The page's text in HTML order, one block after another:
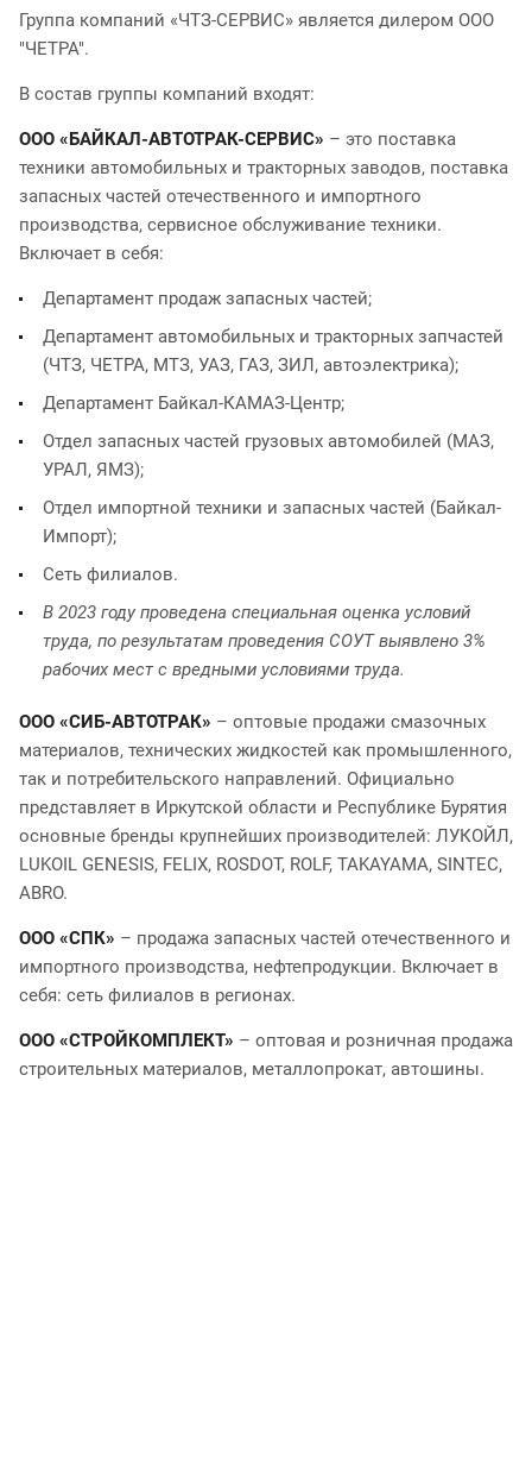
Группа компаний «ЧТЗ-СЕРВИС» является дилером ООО
"ЧЕТРА".
В состав группы компаний входят:
ООО «БАЙКАЛ-АВТОТРАК-СЕРВИС» – это поставка
техники автомобильных и тракторных заводов, поставка
запасных частей отечественного и импортного
производства, сервисное обслуживание техники.
Включает в себя:
Департамент продаж запасных частей;
Департамент автомобильных и тракторных запчастей
(ЧТЗ, ЧЕТРА, МТЗ, УАЗ, ГАЗ, ЗИЛ, автоэлектрика);
Департамент Байкал-КАМАЗ-Центр;
Отдел запасных частей грузовых автомобилей (МАЗ,
УРАЛ, ЯМЗ);
Отдел импортной техники и запасных частей (Байкал-
Импорт);
Сеть филиалов.
В 2023 году проведена специальная оценка условий
труда, по результатам проведения СОУТ выявлено 3%
рабочих мест с вредными условиями труда.
ООО «СИБ-АВТОТРАК» – оптовые продажи смазочных
материалов, технических жидкостей как промышленного,
так и потребительского направлений. Официально
представляет в Иркутской области и Республике Бурятия
основные бренды крупнейших производителей: ЛУКОЙЛ,
LUKOIL GENESIS, FELIX, ROSDOT, ROLF, TAKAYAMA, SINTEC,
ABRO.
ООО «СПК» – продажа запасных частей отечественного и
импортного производства, нефтепродукции. Включает в
себя: сеть филиалов в регионах.
ООО «СТРОЙКОМПЛЕКТ» – оптовая и розничная продажа
строительных материалов, металлопрокат, автошины.